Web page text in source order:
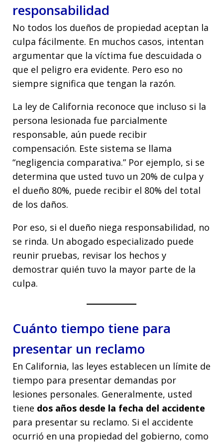
responsabilidad
No todos los dueños de propiedad aceptan la
culpa fácilmente. En muchos casos, intentan
argumentar que la víctima fue descuidada o
que el peligro era evidente. Pero eso no
siempre significa que tengan la razón.
La ley de California reconoce que incluso si la
persona lesionada fue parcialmente
responsable, aún puede recibir
compensación. Este sistema se llama
“negligencia comparativa.” Por ejemplo, si se
determina que usted tuvo un 20% de culpa y
el dueño 80%, puede recibir el 80% del total
de los daños.
Por eso, si el dueño niega responsabilidad, no
se rinda. Un abogado especializado puede
reunir pruebas, revisar los hechos y
demostrar quién tuvo la mayor parte de la
culpa.
Cuánto tiempo tiene para
presentar un reclamo
En California, las leyes establecen un límite de
tiempo para presentar demandas por
lesiones personales. Generalmente, usted
tiene dos años desde la fecha del accidente
para presentar su reclamo. Si el accidente
ocurrió en una propiedad del gobierno, como